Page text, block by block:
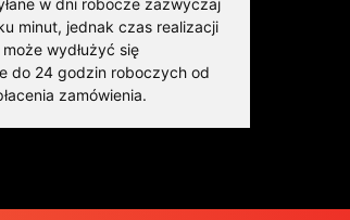
minut, jednak czas realizacji
wydłużyć się
do 24 godzin roboczych od
zamówienia.